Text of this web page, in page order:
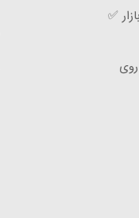
✅